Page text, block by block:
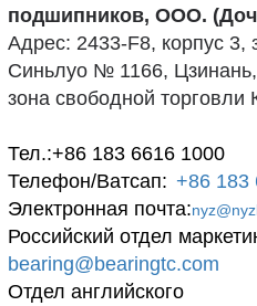
подшипников, ООО.
Адрес: 2433-F8, корпус
Синьлуо № 1166,
зона свободной торговли
Тел.:+86 183 6616 1000
Телефон/Ватсап: +86 183
Электронная почта:
Российский отдел
bearing@bearingtc.com
Отдел английского